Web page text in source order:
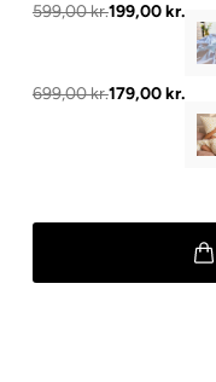
199,00 kr.
599,00 kr.
179,00 kr.
699,00 kr.